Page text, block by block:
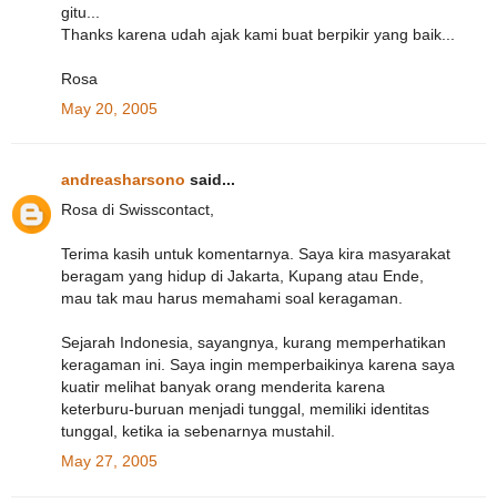
gitu...
Thanks karena udah ajak kami buat berpikir yang baik...
Rosa
May 20, 2005
andreasharsono said...
Rosa di Swisscontact,
Terima kasih untuk komentarnya. Saya kira masyarakat
beragam yang hidup di Jakarta, Kupang atau Ende,
mau tak mau harus memahami soal keragaman.
Sejarah Indonesia, sayangnya, kurang memperhatikan
keragaman ini. Saya ingin memperbaikinya karena saya
kuatir melihat banyak orang menderita karena
keterburu-buruan menjadi tunggal, memiliki identitas
tunggal, ketika ia sebenarnya mustahil.
May 27, 2005